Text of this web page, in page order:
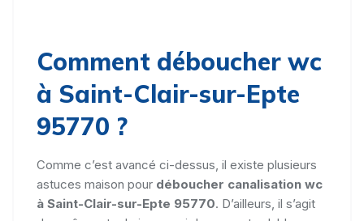
Comment déboucher wc
à Saint-Clair-sur-Epte
95770 ?
Comme c’est avancé ci-dessus, il existe plusieurs
astuces maison pour déboucher canalisation wc
à Saint-Clair-sur-Epte 95770. D’ailleurs, il s’agit